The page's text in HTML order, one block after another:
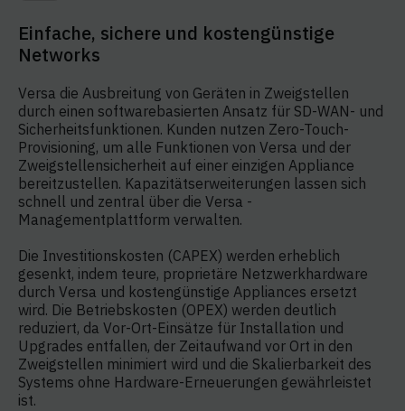
Einfache, sichere und kostengünstige
Networks
Versa die Ausbreitung von Geräten in Zweigstellen
durch einen softwarebasierten Ansatz für SD-WAN- und
Sicherheitsfunktionen. Kunden nutzen Zero-Touch-
Provisioning, um alle Funktionen von Versa und der
Zweigstellensicherheit auf einer einzigen Appliance
bereitzustellen. Kapazitätserweiterungen lassen sich
schnell und zentral über die Versa -
Managementplattform verwalten.
Die Investitionskosten (CAPEX) werden erheblich
gesenkt, indem teure, proprietäre Netzwerkhardware
durch Versa und kostengünstige Appliances ersetzt
wird. Die Betriebskosten (OPEX) werden deutlich
reduziert, da Vor-Ort-Einsätze für Installation und
Upgrades entfallen, der Zeitaufwand vor Ort in den
Zweigstellen minimiert wird und die Skalierbarkeit des
Systems ohne Hardware-Erneuerungen gewährleistet
ist.